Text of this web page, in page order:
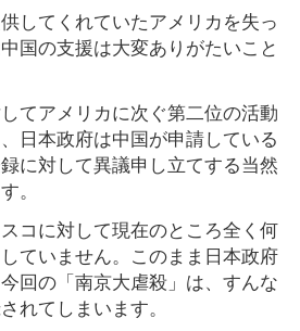
してくれていたアメリカを失っ
国の支援は大変ありがたいこと
てアメリカに次ぐ第二位の活動
日本政府は中国が申請している
に対して異議申し立てする当然
。
コに対して現在のところ全く何
ていません。このまま日本政府
回の「南京大虐殺」は、すんな
れてしまいます。